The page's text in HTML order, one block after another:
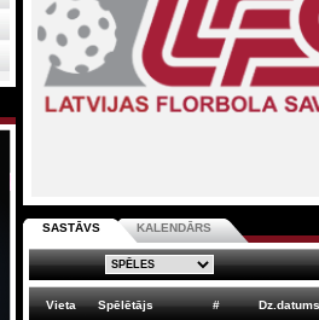
SASTĀVS KALENDĀRS
Vieta Spēlētājs # Dz.datums